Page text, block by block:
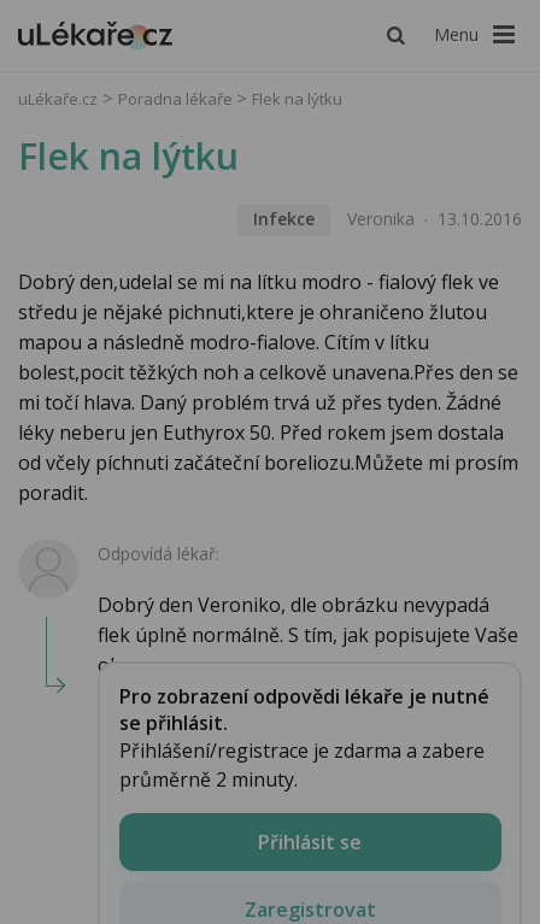
Menu
uLékaře.cz Poradna lékaře Flek na lýtku
Flek na lýtku
Infekce Veronika 13.10.2016
Dobrý den,udelal se mi na lítku modro - fialový flek ve
středu je nějaké pichnuti,ktere je ohraničeno žlutou
mapou a následně modro-fialove. Cítím v lítku
bolest,pocit těžkých noh a celkově unavena.Přes den se
mi točí hlava. Daný problém trvá už přes tyden. Žádné
léky neberu jen Euthyrox 50. Před rokem jsem dostala
od včely píchnuti začáteční boreliozu.Můžete mi prosím
poradit.
Odpovídá lékař:
Dobrý den Veroniko, dle obrázku nevypadá
flek úplně normálně. S tím, jak popisujete Vaše
ob...
Pro zobrazení odpovědi lékaře je nutné
se přihlásit.
Přihlášení/registrace je zdarma a zabere
průměrně 2 minuty.
Přihlásit se
Zaregistrovat